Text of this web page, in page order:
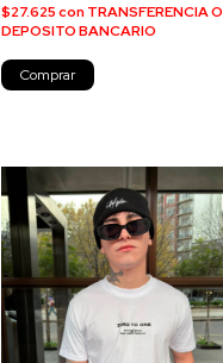
$27.625conTRANSFERENCIA O
DEPOSITO BANCARIO
Comprar